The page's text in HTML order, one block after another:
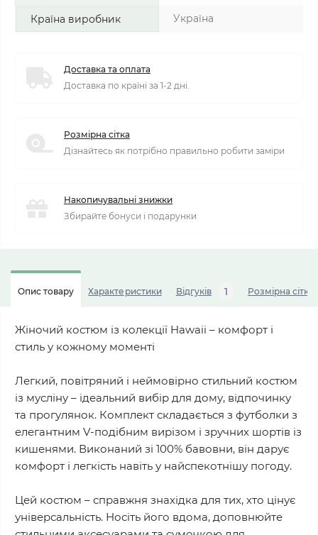
Країна виробник Україна
Доставка та оплата
Доставка по країні за 1-2 дні.
Розмірна сітка
Дізнайтесь як потрібно правильно робити заміри
Накопичувальні знижки
Збирайте бонуси і подарунки
Опис товару Характеристики Відгуків 1 Розмірна сітка
Жіночий костюм із колекції Hawaii – комфорт і
стиль у кожному моменті
Легкий, повітряний і неймовірно стильний костюм
із мусліну – ідеальний вибір для дому, відпочинку
та прогулянок. Комплект складається з футболки з
елегантним V-подібним вирізом і зручних шортів із
кишенями. Виконаний зі 100% бавовни, він дарує
комфорт і легкість навіть у найспекотнішу погоду.
Цей костюм – справжня знахідка для тих, хто цінує
універсальність. Носіть його вдома, доповнюйте